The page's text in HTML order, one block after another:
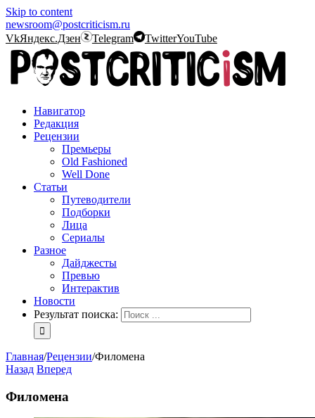
Skip to content
newsroom@postcriticism.ru
VkЯндекс.Дзен Telegram TwitterYouTube
Навигатор
Редакция
Рецензии
Премьеры
Old Fashioned
Well Done
Статьи
Путеводители
Подборки
Лица
Сериалы
Разное
Дайджесты
Превью
Интерактив
Новости
Результат поиска:
Главная/Рецензии/Филомена
Назад Вперед
Филомена